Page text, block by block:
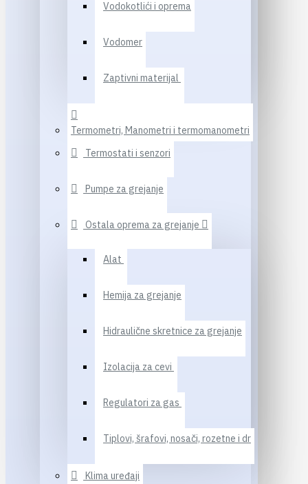
Vodokotlići i oprema
Vodomer
Zaptivni materijal
Termometri, Manometri i termomanometri
Termostati i senzori
Pumpe za grejanje
Ostala oprema za grejanje
Alat
Hemija za grejanje
Hidraulične skretnice za grejanje
Izolacija za cevi
Regulatori za gas
Tiplovi, šrafovi, nosači, rozetne i dr
Klima uređaji